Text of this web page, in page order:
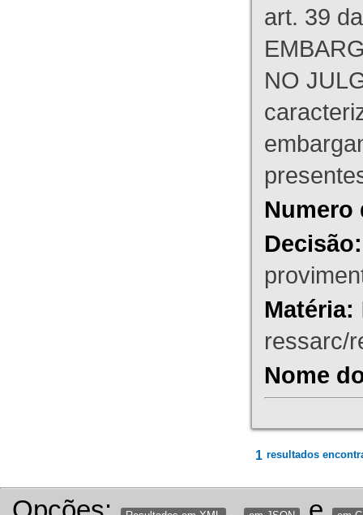
art. 39
NO
Numero
Decisão:
Matéria:
ressarc/
Nome
1 resultados